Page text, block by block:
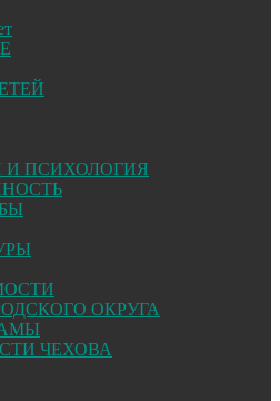
И ПСИХОЛОГИЯ
ОКРУГА
ЧЕХОВА